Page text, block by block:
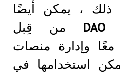
ذلك ، يمكن أيضًا
DAO من قِبل
وإدارة منصات
استخدامها في